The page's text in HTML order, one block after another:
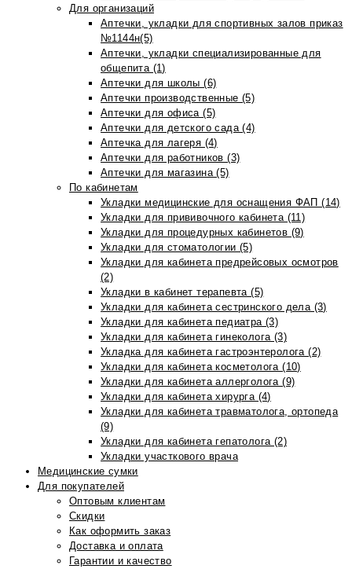
Для организаций
Аптечки, укладки для спортивных залов приказ
№1144н(5)
Аптечки, укладки специализированные для
общепита (1)
Аптечки для школы (6)
Аптечки производственные (5)
Аптечки для офиса (5)
Аптечки для детского сада (4)
Аптечка для лагеря (4)
Аптечки для работников (3)
Аптечки для магазина (5)
По кабинетам
Укладки медицинские для оснащения ФАП (14)
Укладки для прививочного кабинета (11)
Укладки для процедурных кабинетов (9)
Укладки для стоматологии (5)
Укладки для кабинета предрейсовых осмотров
(2)
Укладки в кабинет терапевта (5)
Укладки для кабинета сестринского дела (3)
Укладки для кабинета педиатра (3)
Укладки для кабинета гинеколога (3)
Укладка для кабинета гастроэнтеролога (2)
Укладки для кабинета косметолога (10)
Укладки для кабинета аллерголога (9)
Укладки для кабинета хирурга (4)
Укладки для кабинета травматолога, ортопеда
(9)
Укладки для кабинета гепатолога (2)
Укладки участкового врача
Медицинские сумки
Для покупателей
Оптовым клиентам
Скидки
Как оформить заказ
Доставка и оплата
Гарантии и качество